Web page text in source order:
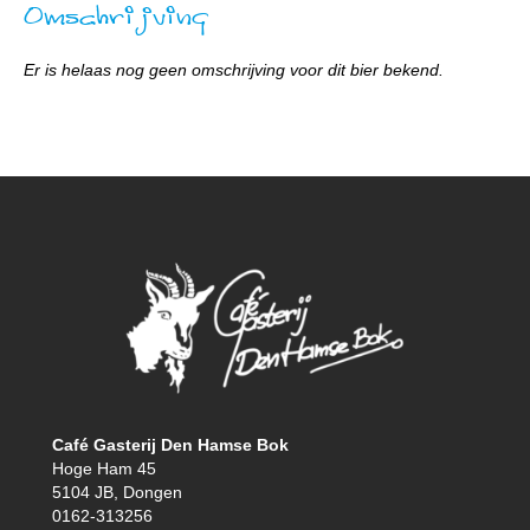
Omschrijving
Er is helaas nog geen omschrijving voor dit bier bekend.
Café Gasterij Den Hamse Bok
Hoge Ham 45
5104 JB, Dongen
0162-313256